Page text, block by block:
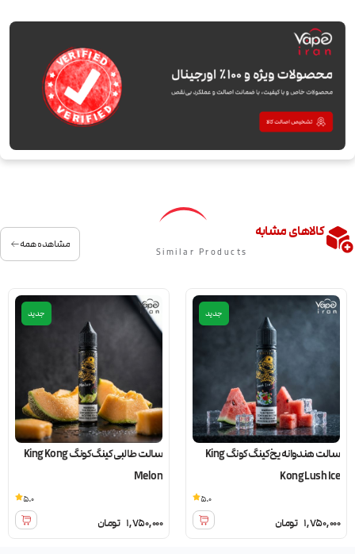
کالاهای مشابه
Similar Products
مشاهده همه
جدید
سالت هندوانه یخ کینگ کونگ King
Kong Lush Ice
1,750,000 تومان
5.0
جدید
سالت طالبی کینگ کونگ King Kong
Melon
1,750,000 تومان
5.0